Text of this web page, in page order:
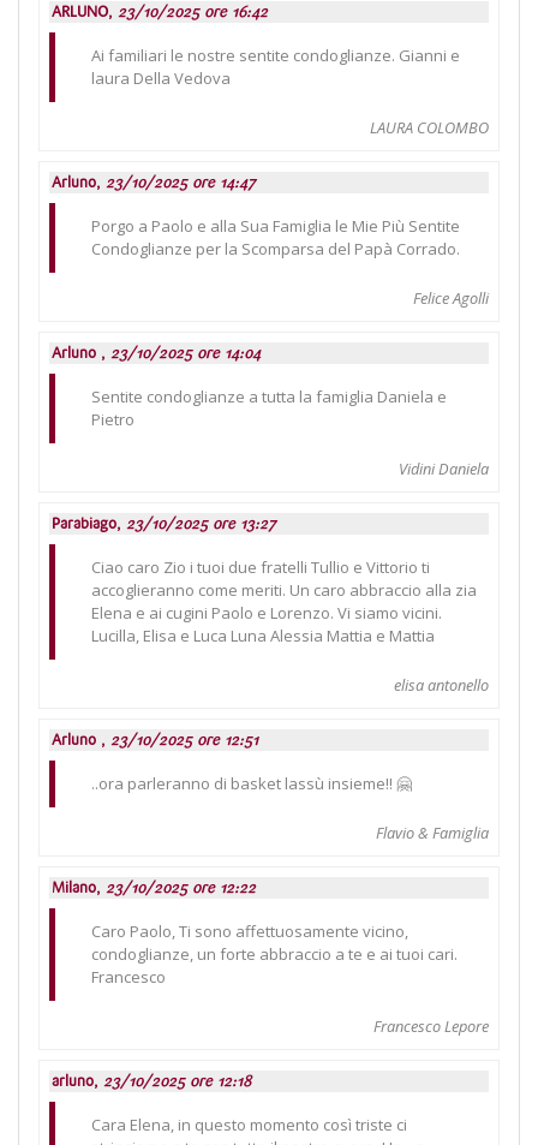
ARLUNO, 23/10/2025 ore 16:42
Ai familiari le nostre sentite condoglianze. Gianni e
laura Della Vedova
LAURA COLOMBO
Arluno, 23/10/2025 ore 14:47
Porgo a Paolo e alla Sua Famiglia le Mie Più Sentite
Condoglianze per la Scomparsa del Papà Corrado.
Felice Agolli
Arluno , 23/10/2025 ore 14:04
Sentite condoglianze a tutta la famiglia Daniela e
Pietro
Vidini Daniela
Parabiago, 23/10/2025 ore 13:27
Ciao caro Zio i tuoi due fratelli Tullio e Vittorio ti
accoglieranno come meriti. Un caro abbraccio alla zia
Elena e ai cugini Paolo e Lorenzo. Vi siamo vicini.
Lucilla, Elisa e Luca Luna Alessia Mattia e Mattia
elisa antonello
Arluno , 23/10/2025 ore 12:51
..ora parleranno di basket lassù insieme!! 🤗
Flavio & Famiglia
Milano, 23/10/2025 ore 12:22
Caro Paolo, Ti sono affettuosamente vicino,
condoglianze, un forte abbraccio a te e ai tuoi cari.
Francesco
Francesco Lepore
arluno, 23/10/2025 ore 12:18
Cara Elena, in questo momento così triste ci